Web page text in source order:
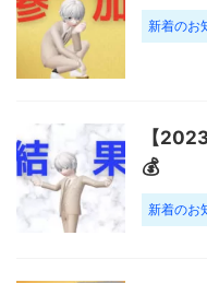
新着のお
【
💰
新着のお